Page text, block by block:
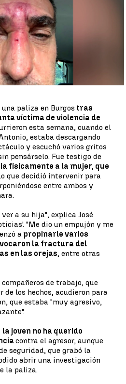
de 2022, 16:34
Facebook
X Linkedin
paliza en Burgos tras
víctima de violencia de
esta semana, cuando el
estaba descargando
y escuchó varios gritos
pensárselo. Fue testigo de
físicamente a la mujer, que
que decidió intervenir para
entre ambos y
a su hija", explica José
"Me dio un empujón y me
a propinarle varios
la fractura del
en las orejas, entre otras
de trabajo, que
de los hechos, acudieron para
que estaba "muy agresivo,
la joven no ha querido
contra el agresor, aunque
seguridad, que grabó la
abrir una investigación
la paliza.